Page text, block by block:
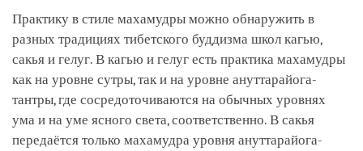
Практику в стиле махамудры можно обнаружить в
разных традициях тибетского буддизма школ кагью,
сакья и гелуг. В кагью и гелуг есть практика махамудры
как на уровне сутры, так и на уровне ануттарайога-
тантры, где сосредоточиваются на обычных уровнях
ума и на уме ясного света, соответственно. В сакья
передаётся только махамудра уровня ануттарайога-